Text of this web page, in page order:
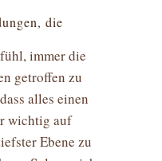
die
immer die
getroffen zu
alles einen
wichtig auf
Ebene zu